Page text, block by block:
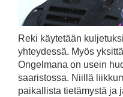
Reki käytetään
yhteydessä. Myös
Ongelmana on usein
saaristossa. Niillä
paikallista tietämystä ja